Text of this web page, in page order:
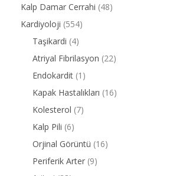
Kalp Damar Cerrahi (48)
Kardiyoloji (554)
Taşikardi (4)
Atriyal Fibrilasyon (22)
Endokardit (1)
Kapak Hastalıkları (16)
Kolesterol (7)
Kalp Pili (6)
Orjinal Görüntü (16)
Periferik Arter (9)